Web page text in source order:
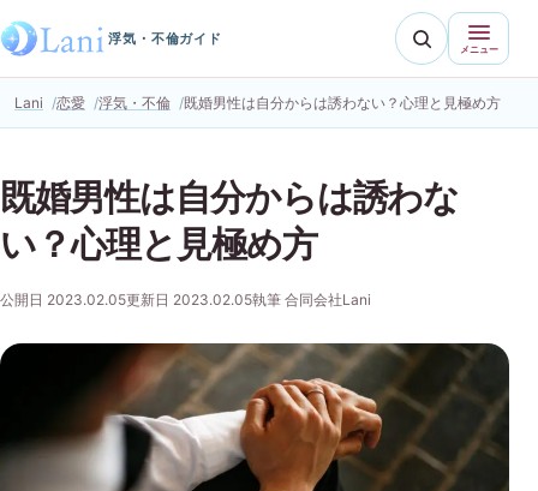
浮気・不倫ガイド
メニュー
Lani 恋愛 浮気・不倫 既婚男性は自分からは誘わない？心理と見極め方
既婚男性は自分からは誘わな
い？心理と見極め方
公開日 2023.02.05更新日 2023.02.05執筆 合同会社Lani